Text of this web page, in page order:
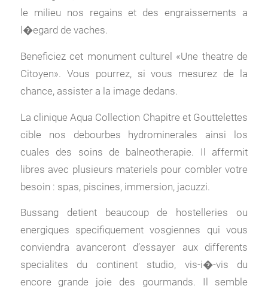
le milieu nos regains et des engraissements a
l�egard de vaches.
Beneficiez cet monument culturel «Une theatre de
Citoyen». Vous pourrez, si vous mesurez de la
chance, assister a la image dedans.
La clinique Aqua Collection Chapitre et Gouttelettes
cible nos debourbes hydrominerales ainsi los
cuales des soins de balneotherapie. Il affermit
libres avec plusieurs materiels pour combler votre
besoin : spas, piscines, immersion, jacuzzi.
Bussang detient beaucoup de hostelleries ou
energiques specifiquement vosgiennes qui vous
conviendra avanceront d’essayer aux differents
specialites du continent studio, vis-i�-vis du
encore grande joie des gourmands. Il semble